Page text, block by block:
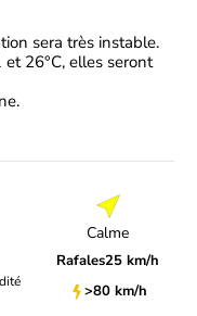
sera très instable.
26°C, elles seront
Calme
Rafales25 km/h
>80 km/h